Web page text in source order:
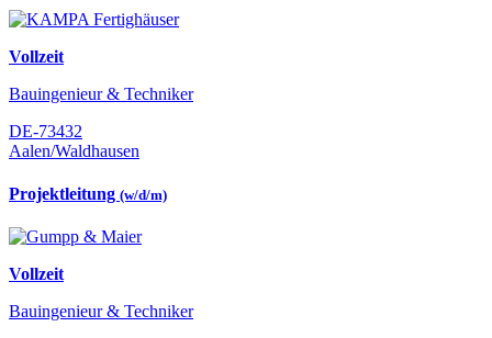
Vollzeit
Bauingenieur & Techniker
DE-73432
Aalen/Waldhausen
Projektleitung (w/d/m)
Vollzeit
Bauingenieur & Techniker